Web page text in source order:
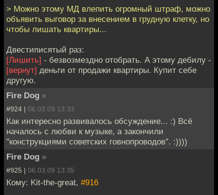
> Можно этому МД влепить огромный штраф, можно
объявить выговор за внесением в грудную клетку, но
чтобы лишать квартиры...
Двестиписятый раз:
[Лишить] - безвозмездно отобрать. А этому дебилу -
[вернут] деньги от продажи квартиры. Купит себе
другую.
Fire Dog »
#924 | 06.03.09 13:33
Как интересно развивалось обсуждение... :) Всё
началось с любви к музыке, а закончили
"конструкциями советских говнопроводов". :))))
Fire Dog »
#925 | 06.03.09 13:35
Кому: Kit-the-great, #916